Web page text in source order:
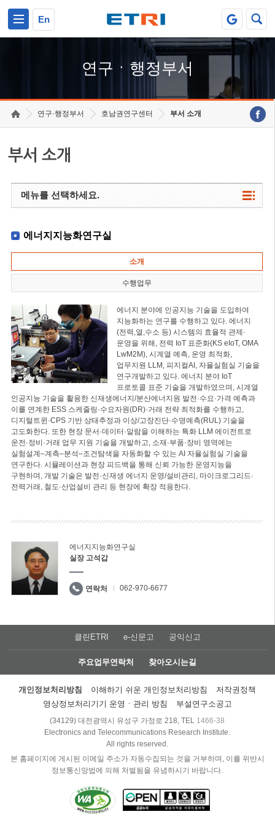
En
연구ㆍ행정부서
연구·행정부서 호남권연구센터 부서 소개
부서 소개
메뉴를 선택하세요.
에너지지능화연구실
소개
수행업무
에너지 분야에 인공지능 기술을 도입하여
지능화하는 연구를 수행하고 있다. 에너지
(전력,열,수소 등) 시스템의 효율적 관제·
운영을 위해, 전력 IoT 표준화(KS eIoT, OMA
LwM2M), 시계열 예측, 운영 최적화,
업무지원 LLM, 피지컬AI, 자율실험실 기술을
연구개발하고 있다. 에너지 분야 IoT
프로토콜 표준 기술을 개발하였으며, 시계열
인공지능 기술을 활용한 신재생에너지/분산에너지원 발전·수요·가격 예측과
이를 연계한 ESS 스케줄링·수요자원(DR)·거래 전략 최적화를 수행하고,
디지털트윈·CPS 기반 상태추정과 이상/고장진단·수명예측(RUL) 기술을
고도화한다. 또한 현장 문서·데이터·알람을 이해하는 특화 LLM 에이전트로
운전·정비·거래 업무 지원 기술을 개발하고, 소재·부품·장비 영역에는
실험설계–계측–분석–조건탐색을 자동화할 수 있는 AI 자율실험실 기술을
연구한다. 시뮬레이션과 현장 피드백을 통해 신뢰 가능한 운영지능을
구현하며, 개발 기술은 발전·신재생 에너지 운영/설비관리, 마이크로그리드·
전력거래, 철도·산업설비 관리 등 현장에 확장 적용한다.
에너지지능화연구실
실장 고석갑
연락처 062-970-6677
클린ETRI e-신문고 공익신고
주요업무연락처 찾아오시는길
개인정보처리방침 이해하기 쉬운 개인정보처리방침
저작권정책
영상정보처리기기 운영ㆍ관리 방침
부설연구소공고
(34129) 대전광역시 유성구 가정로 218, TEL 1466-38
Electronics and Telecommunications Research Institute.
All rights reserved.
본 홈페이지에 게시된 이메일 주소가 자동수집되는 것을 거부하며, 이를 위반시
정보통신망법에 의해 처벌됨을 유념하시기 바랍니다.